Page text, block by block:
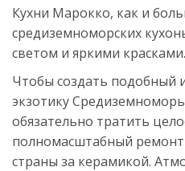
Кухни Марокко, как и
средиземноморских
светом и яркими красками.
Чтобы создать подобный
экзотику
обязательно тратить
полномасштабный
страны за керамикой.